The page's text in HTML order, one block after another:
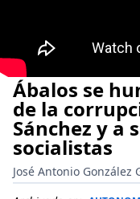
Ábalos se
de la
Sánchez y a
socialistas
José Antonio González